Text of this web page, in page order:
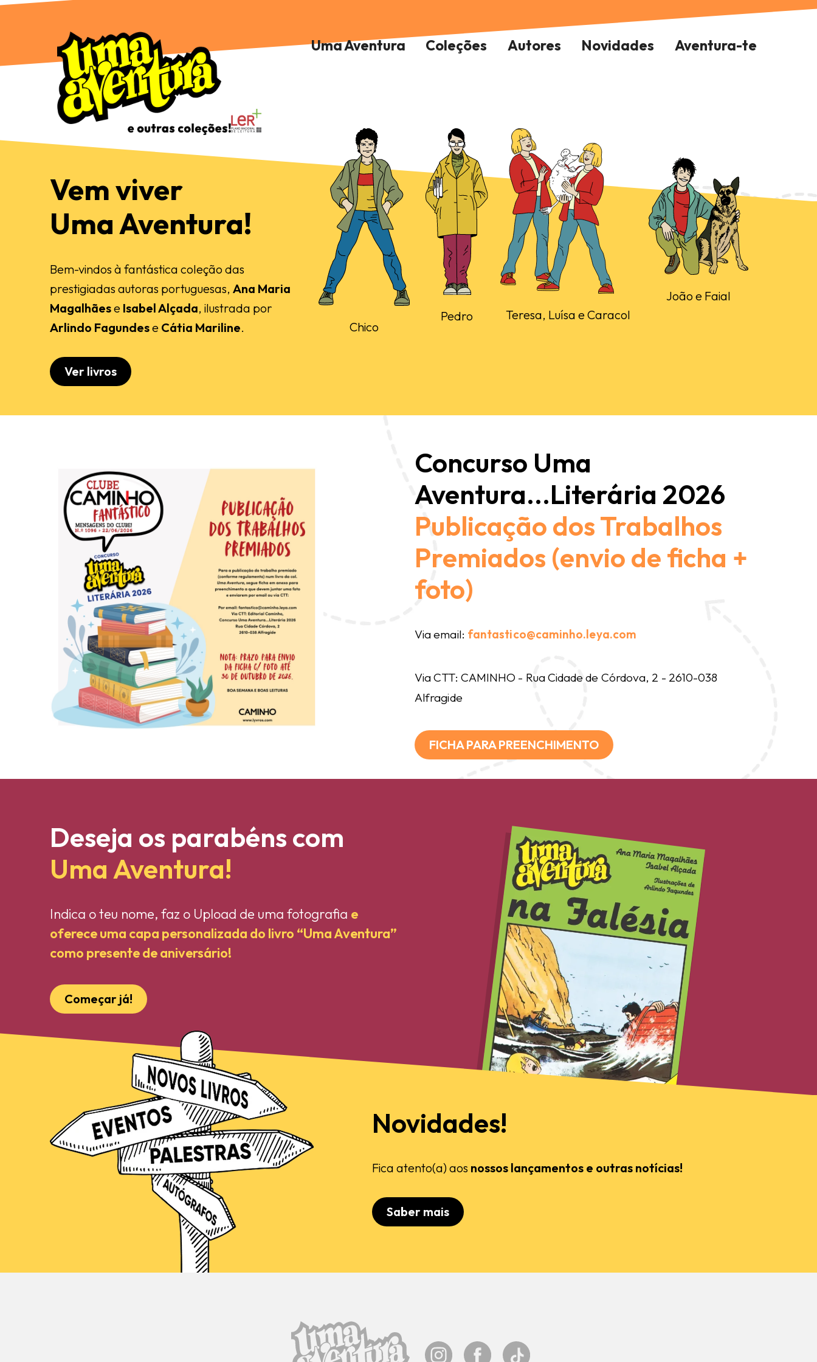
Uma Aventura Coleções Autores Novidades Aventura-te
Vem viver
Uma Aventura!
Bem-vindos à fantástica coleção das
prestigiadas autoras portuguesas, Ana Maria
Magalhãese Isabel Alçada, ilustrada por
Arlindo Fagundese Cátia Mariline.
Ver livros
Chico
Pedro Teresa, Luísa e Caracol
João e Faial
Concurso Uma
Aventura...Literária 2026
Publicação dos Trabalhos
Premiados (envio de ficha +
foto)
Via email: fantastico@caminho.leya.com
Via CTT: CAMINHO - Rua Cidade de Córdova, 2 - 2610-038
Alfragide
FICHA PARA PREENCHIMENTO
Deseja os parabéns com
Uma Aventura!
Indica o teu nome, faz o Upload de uma fotografia e
oferece uma capa personalizada do livro “Uma Aventura”
como presente de aniversário!
Começar já!
Novidades!
Fica atento(a) aos nossos lançamentos e outras notícias!
Saber mais